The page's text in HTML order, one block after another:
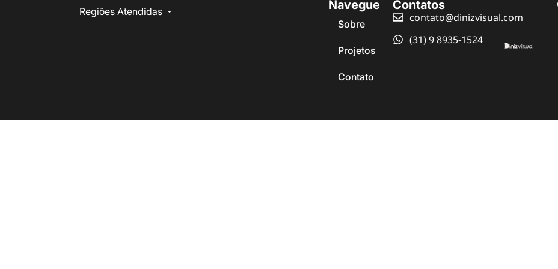
Regiões Atendidas Navegue
Sobre
Projetos
Contato
Contatos
contato@dinizvisual.com
(31) 9 8935-1524